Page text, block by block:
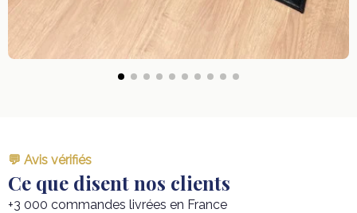
💬 Avis vérifiés
Ce que disent nos clients
+3 000 commandes livrées en France